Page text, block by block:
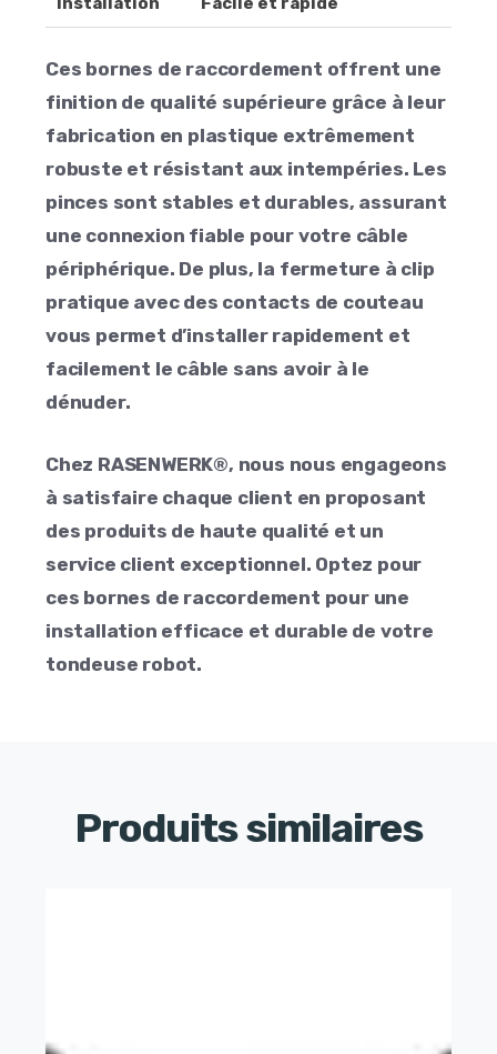
Ces bornes de raccordement offrent une
finition de qualité supérieure grâce à leur
fabrication en plastique extrêmement
robuste et résistant aux intempéries. Les
pinces sont stables et durables, assurant
une connexion fiable pour votre câble
périphérique. De plus, la fermeture à clip
pratique avec des contacts de couteau
vous permet d’installer rapidement et
facilement le câble sans avoir à le
dénuder.
Chez RASENWERK®, nous nous engageons
à satisfaire chaque client en proposant
des produits de haute qualité et un
service client exceptionnel. Optez pour
ces bornes de raccordement pour une
installation efficace et durable de votre
tondeuse robot.
Produits similaires